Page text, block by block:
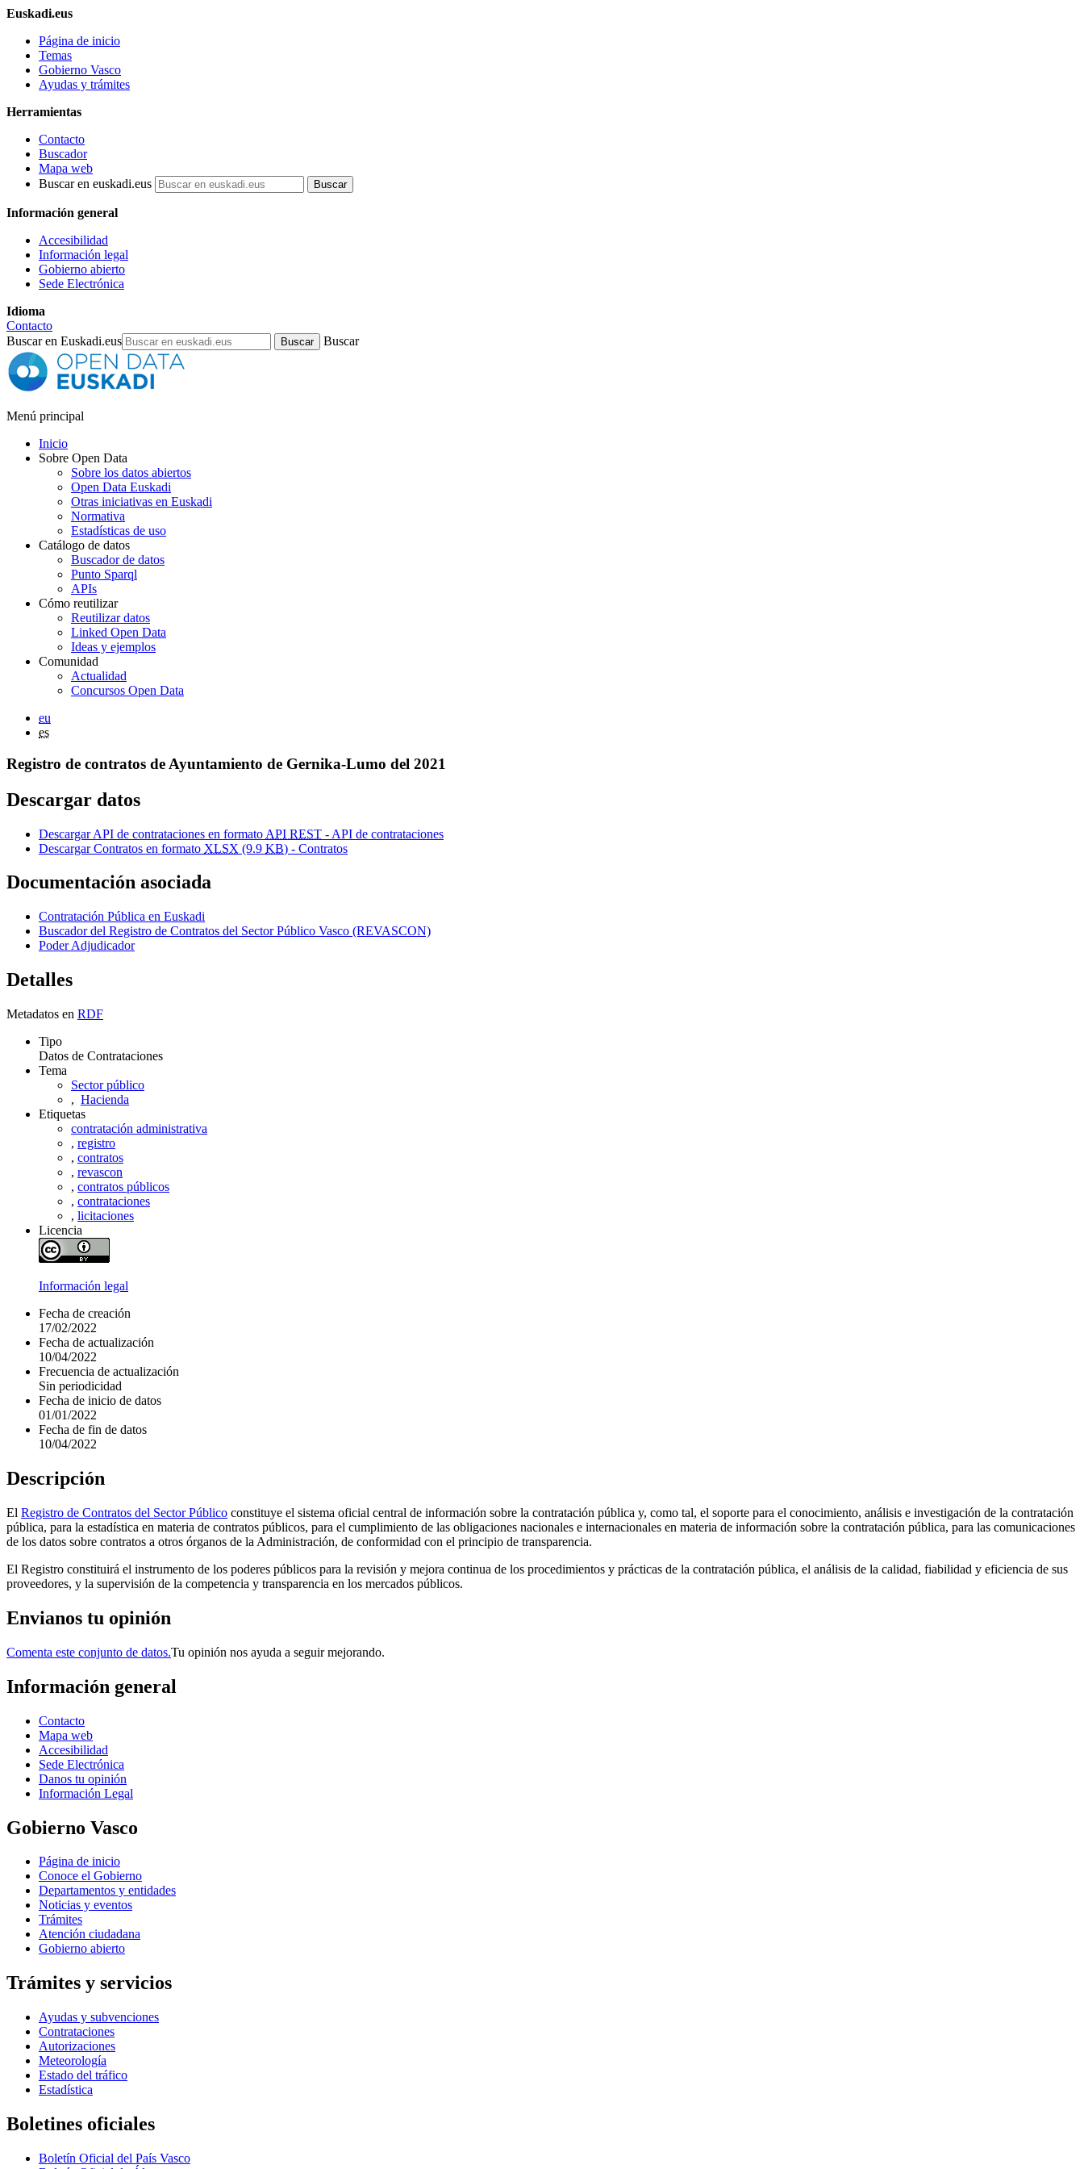
Euskadi.eus
Página de inicio
Temas
Gobierno Vasco
Ayudas y trámites
Herramientas
Contacto
Buscador
Mapa web
Buscar en euskadi.eus
Información general
Accesibilidad
Información legal
Gobierno abierto
Sede Electrónica
Idioma
Contacto
Buscar en Euskadi.eus
Buscar
Menú principal
Inicio
Sobre Open Data
Sobre los datos abiertos
Open Data Euskadi
Otras iniciativas en Euskadi
Normativa
Estadísticas de uso
Catálogo de datos
Buscador de datos
Punto Sparql
APIs
Cómo reutilizar
Reutilizar datos
Linked Open Data
Ideas y ejemplos
Comunidad
Actualidad
Concursos Open Data
eu
es
Registro de contratos de Ayuntamiento de Gernika-Lumo del 2021
Descargar datos
Descargar API de contrataciones en formato API REST - API de contrataciones
Descargar Contratos en formato XLSX (9.9 KB) - Contratos
Documentación asociada
Contratación Pública en Euskadi
Buscador del Registro de Contratos del Sector Público Vasco (REVASCON)
Poder Adjudicador
Detalles
Metadatos en RDF
Tipo
Datos de Contrataciones
Tema
Sector público
, Hacienda
Etiquetas
contratación administrativa
, registro
, contratos
, revascon
, contratos públicos
, contrataciones
, licitaciones
Licencia
Información legal
Fecha de creación
17/02/2022
Fecha de actualización
10/04/2022
Frecuencia de actualización
Sin periodicidad
Fecha de inicio de datos
01/01/2022
Fecha de fin de datos
10/04/2022
Descripción
El Registro de Contratos del Sector Público constituye el sistema oficial central de información sobre la contratación pública y, como tal, el soporte para el conocimiento, análisis e investigación de la contratación
pública, para la estadística en materia de contratos públicos, para el cumplimiento de las obligaciones nacionales e internacionales en materia de información sobre la contratación pública, para las comunicaciones
de los datos sobre contratos a otros órganos de la Administración, de conformidad con el principio de transparencia.
El Registro constituirá el instrumento de los poderes públicos para la revisión y mejora continua de los procedimientos y prácticas de la contratación pública, el análisis de la calidad, fiabilidad y eficiencia de sus
proveedores, y la supervisión de la competencia y transparencia en los mercados públicos.
Envianos tu opinión
Comenta este conjunto de datos.Tu opinión nos ayuda a seguir mejorando.
Información general
Contacto
Mapa web
Accesibilidad
Sede Electrónica
Danos tu opinión
Información Legal
Gobierno Vasco
Página de inicio
Conoce el Gobierno
Departamentos y entidades
Noticias y eventos
Trámites
Atención ciudadana
Gobierno abierto
Trámites y servicios
Ayudas y subvenciones
Contrataciones
Autorizaciones
Meteorología
Estado del tráfico
Estadística
Boletines oficiales
Boletín Oficial del País Vasco